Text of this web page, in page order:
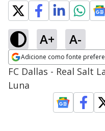
A+ A-
Adicione como fonte
Opens in new window
FC Dallas - Real Salt
Luna